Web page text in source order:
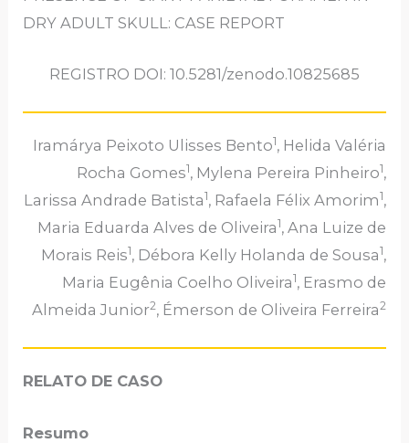
DRY ADULT SKULL: CASE REPORT
REGISTRO DOI: 10.5281/zenodo.10825685
Iramárya Peixoto Ulisses Bento1, Helida Valéria
Rocha Gomes1, Mylena Pereira Pinheiro1,
Larissa Andrade Batista1, Rafaela Félix Amorim1,
Maria Eduarda Alves de Oliveira1, Ana Luize de
Morais Reis1, Débora Kelly Holanda de Sousa1,
Maria Eugênia Coelho Oliveira1, Erasmo de
Almeida Junior2, Émerson de Oliveira Ferreira2
RELATO DE CASO
Resumo